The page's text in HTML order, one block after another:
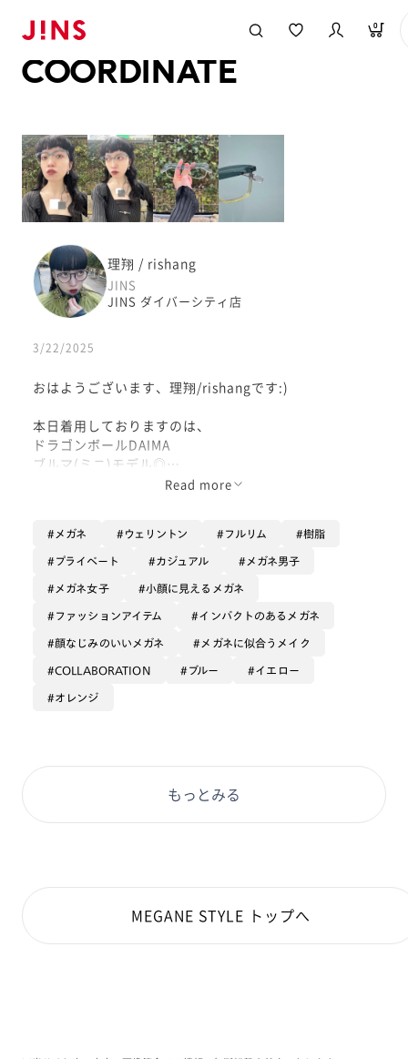
0
COORDINATE
理翔 / rishang
JINS
JINS ダイバーシティ店
3/22/2025
おはようございます、理翔/rishangです:)
本日着用しておりますのは、
ドラゴンボールDAIMA
ブルマ(ミニ)モデル◎
見たことがある、くらいの情報量しか
私は持ち合わせておりません😌
ただこの、
『キャラクターたちに
インスパイアされたカラーデザインが
とりあえずかけてみたいと
思わされます☺︎
シンプルにこのカラーデザインに
選んでくださっていますね😌
こちらのブルマ(ミニ)モデルについては
イメージしたカラーと、
DAIMAでのイエロー衣装との
Read more
メガネ ウェリントン フルリム 樹脂
プライベート カジュアル メガネ男子
メガネ女子 小顔に見えるメガネ
ファッションアイテム インパクトのあるメガネ
顔なじみのいいメガネ メガネに似合うメイク
COLLABORATION ブルー イエロー
オレンジ
もっとみる
MEGANE STYLE トップへ